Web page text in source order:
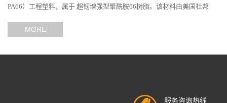
PA66）工程塑料，属于 超韧增强型聚酰胺66树脂。该材料由美国杜邦
MORE
服务咨询热线